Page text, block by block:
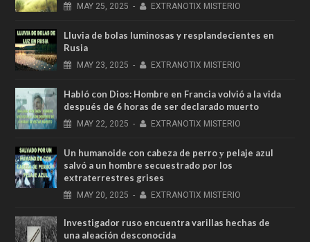
MAY 25, 2025 - EXTRANOTIX MISTERIO
Lluvia de bolas luminosas y resplandecientes en
Rusia
MAY 23, 2025 - EXTRANOTIX MISTERIO
Habló con Dios: Hombre en Francia volvió a la vida
después de 6 horas de ser declarado muerto
MAY 22, 2025 - EXTRANOTIX MISTERIO
Un humanoide con cabeza de perro у pelaje azul
salvó a un hombre secuestrado por los
extraterrestres grises
MAY 20, 2025 - EXTRANOTIX MISTERIO
Investigador ruso encuentra varillas hechas de
una aleación desconocida